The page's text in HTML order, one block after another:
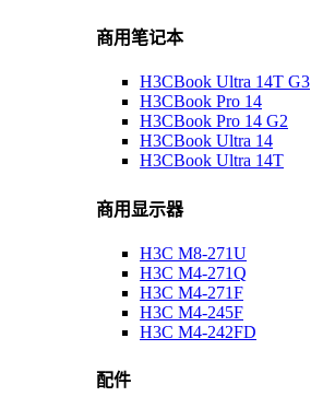
商用笔记本
H3CBook Ultra 14T G3
H3CBook Pro 14
H3CBook Pro 14 G2
H3CBook Ultra 14
H3CBook Ultra 14T
商用显示器
H3C M8-271U
H3C M4-271Q
H3C M4-271F
H3C M4-245F
H3C M4-242FD
配件